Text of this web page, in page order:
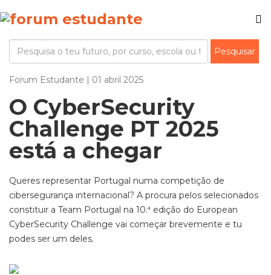
Forum Estudante | 01 abril 2025
O CyberSecurity
Challenge PT 2025
está a chegar
Queres representar Portugal numa competição de
cibersegurança internacional? A procura pelos selecionados
constituir a Team Portugal na 10.ª edição do European
CyberSecurity Challenge vai começar brevemente e tu
podes ser um deles.